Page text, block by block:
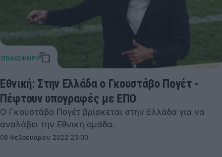
Εθνική: Στην Ελλάδα ο Γκουστάβο Πογέτ -
Πέφτουν υπογραφές με ΕΠΟ
Ο Γκουστάβο Πογέτ βρίσκεται στην Ελλάδα για να
αναλάβει την Εθνική ομάδα.
08 Φεβρουαρίου 2022 23:00